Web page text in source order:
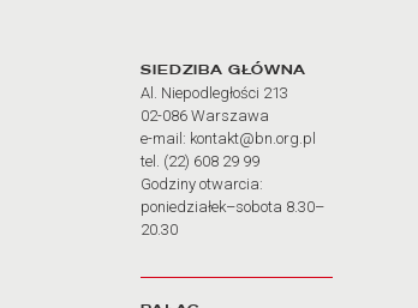
Adres oraz
SIEDZIBA GŁÓWNA
Al. Niepodległości 213
02-086 Warszawa
e-mail: kontakt@bn.org.pl
tel. (22) 608 29 99
Godziny otwarcia:
poniedziałek–sobota 8.30–
20.30